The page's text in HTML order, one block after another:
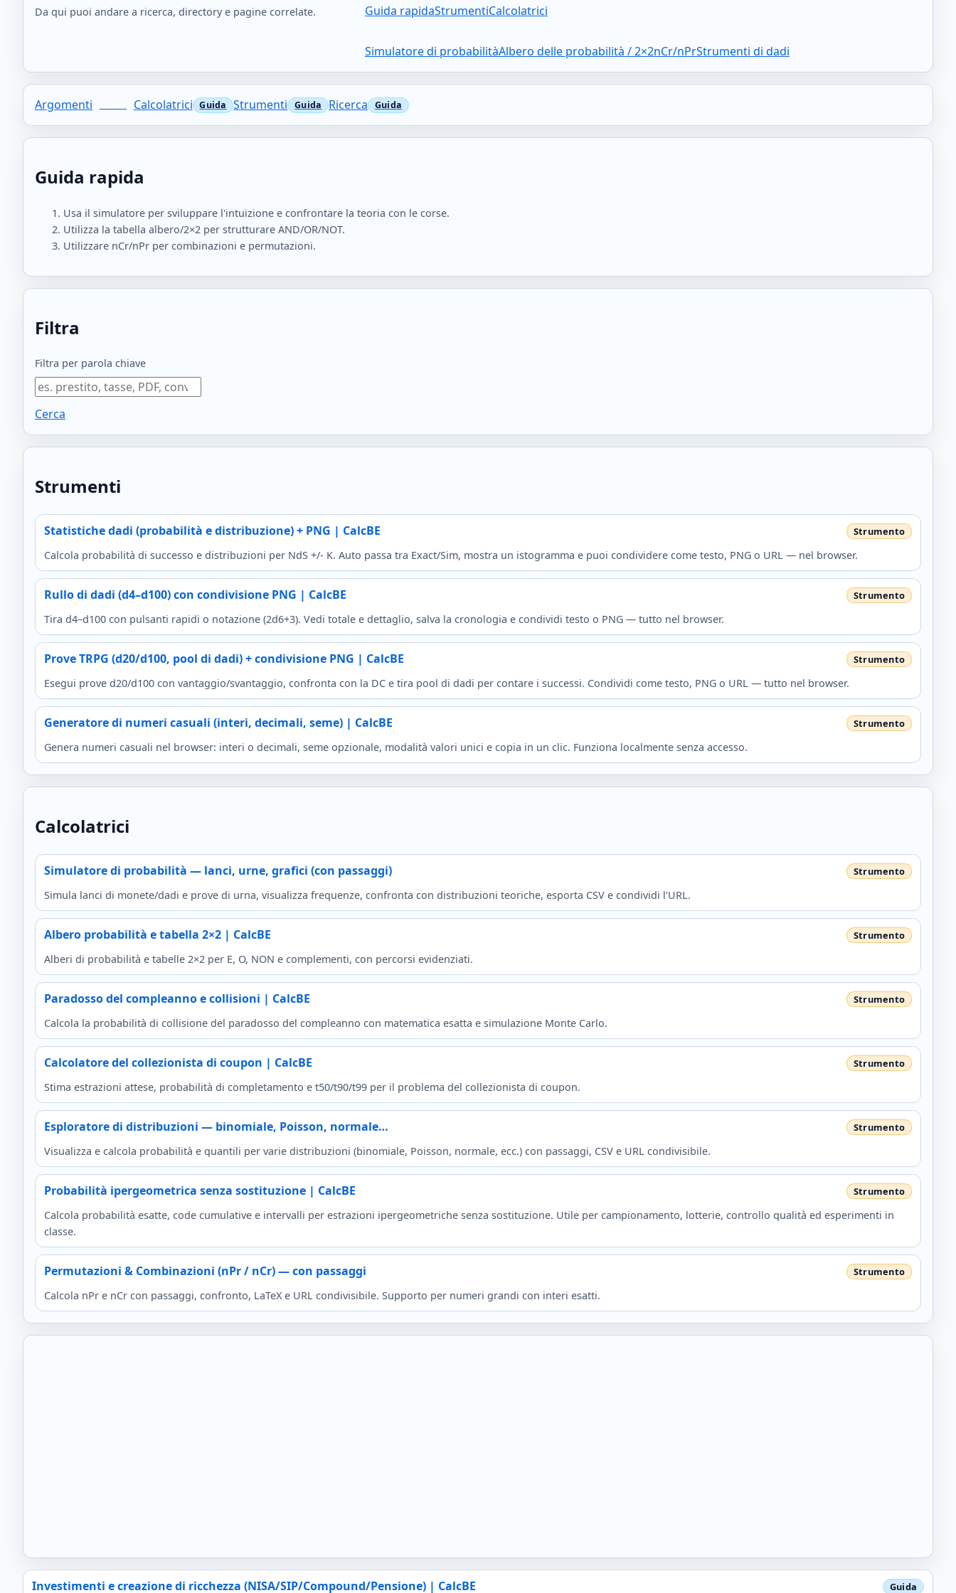
Da qui puoi andare a ricerca, directory e pagine correlate. Guida rapidaStrumentiCalcolatrici
Simulatore di probabilitàAlbero delle probabilità / 2×2nCr/nPrStrumenti di dadi
Argomenti Calcolatrici Strumenti Ricerca
Guida rapida
Usa il simulatore per sviluppare l'intuizione e confrontare la teoria con le corse.
Utilizza la tabella albero/2×2 per strutturare AND/OR/NOT.
Utilizzare nCr/nPr per combinazioni e permutazioni.
Filtra
Filtra per parola chiave
Cerca
Strumenti
Statistiche dadi (probabilità e distribuzione) + PNG | CalcBE
Calcola probabilità di successo e distribuzioni per NdS +/- K. Auto passa tra Exact/Sim, mostra un istogramma e puoi condividere come testo, PNG o URL — nel browser.
Rullo di dadi (d4–d100) con condivisione PNG | CalcBE
Tira d4–d100 con pulsanti rapidi o notazione (2d6+3). Vedi totale e dettaglio, salva la cronologia e condividi testo o PNG — tutto nel browser.
Prove TRPG (d20/d100, pool di dadi) + condivisione PNG | CalcBE
Esegui prove d20/d100 con vantaggio/svantaggio, confronta con la DC e tira pool di dadi per contare i successi. Condividi come testo, PNG o URL — tutto nel browser.
Generatore di numeri casuali (interi, decimali, seme) | CalcBE
Genera numeri casuali nel browser: interi o decimali, seme opzionale, modalità valori unici e copia in un clic. Funziona localmente senza accesso.
Calcolatrici
Simulatore di probabilità — lanci, urne, grafici (con passaggi)
Simula lanci di monete/dadi e prove di urna, visualizza frequenze, confronta con distribuzioni teoriche, esporta CSV e condividi l’URL.
Albero probabilità e tabella 2×2 | CalcBE
Alberi di probabilità e tabelle 2×2 per E, O, NON e complementi, con percorsi evidenziati.
Paradosso del compleanno e collisioni | CalcBE
Calcola la probabilità di collisione del paradosso del compleanno con matematica esatta e simulazione Monte Carlo.
Calcolatore del collezionista di coupon | CalcBE
Stima estrazioni attese, probabilità di completamento e t50/t90/t99 per il problema del collezionista di coupon.
Esploratore di distribuzioni — binomiale, Poisson, normale…
Visualizza e calcola probabilità e quantili per varie distribuzioni (binomiale, Poisson, normale, ecc.) con passaggi, CSV e URL condivisibile.
Probabilità ipergeometrica senza sostituzione | CalcBE
Calcola probabilità esatte, code cumulative e intervalli per estrazioni ipergeometriche senza sostituzione. Utile per campionamento, lotterie, controllo qualità ed esperimenti in
classe.
Permutazioni & Combinazioni (nPr / nCr) — con passaggi
Calcola nPr e nCr con passaggi, confronto, LaTeX e URL condivisibile. Supporto per numeri grandi con interi esatti.
Investimenti e creazione di ricchezza (NISA/SIP/Compound/Pensione) | CalcBE